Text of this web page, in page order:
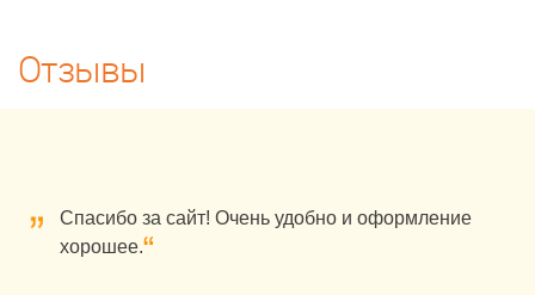
Отзывы
Спасибо за сайт! Очень удобно и оформление
хорошее.